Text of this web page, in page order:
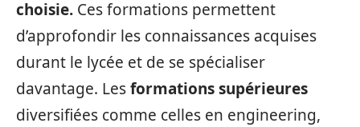
choisie. Ces formations permettent
d’approfondir les connaissances acquises
durant le lycée et de se spécialiser
davantage. Lesformations supérieures
diversifiées comme celles en engineering,